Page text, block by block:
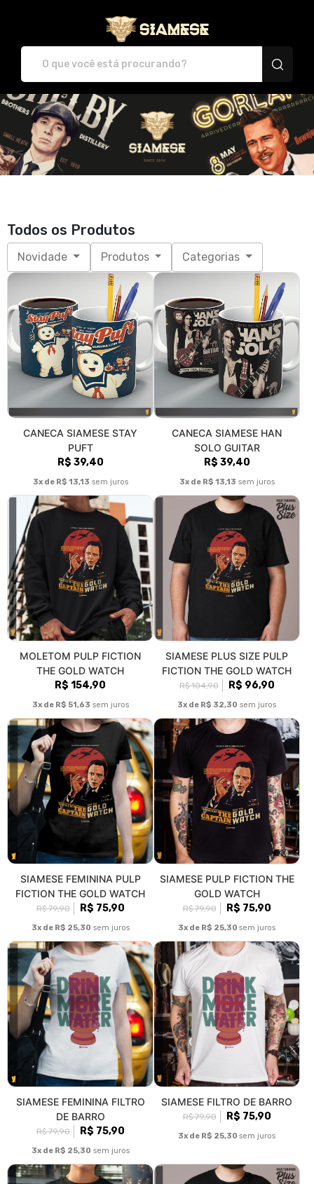
Todos os Produtos
Novidade Produtos Categorias
CANECA SIAMESE STAY
PUFT
R$ 39,40
3x de R$ 13,13 sem juros
CANECA SIAMESE HAN
SOLO GUITAR
R$ 39,40
3x de R$ 13,13 sem juros
MOLETOM PULP FICTION
THE GOLD WATCH
R$ 154,90
3x de R$ 51,63 sem juros
SIAMESE PLUS SIZE PULP
FICTION THE GOLD WATCH
R$ 104,90 R$ 96,90
3x de R$ 32,30 sem juros
SIAMESE FEMININA PULP
FICTION THE GOLD WATCH
R$ 79,90 R$ 75,90
3x de R$ 25,30 sem juros
SIAMESE PULP FICTION THE
GOLD WATCH
R$ 79,90 R$ 75,90
3x de R$ 25,30 sem juros
SIAMESE FEMININA FILTRO
DE BARRO
R$ 79,90 R$ 75,90
3x de R$ 25,30 sem juros
SIAMESE FILTRO DE BARRO
R$ 79,90 R$ 75,90
3x de R$ 25,30 sem juros